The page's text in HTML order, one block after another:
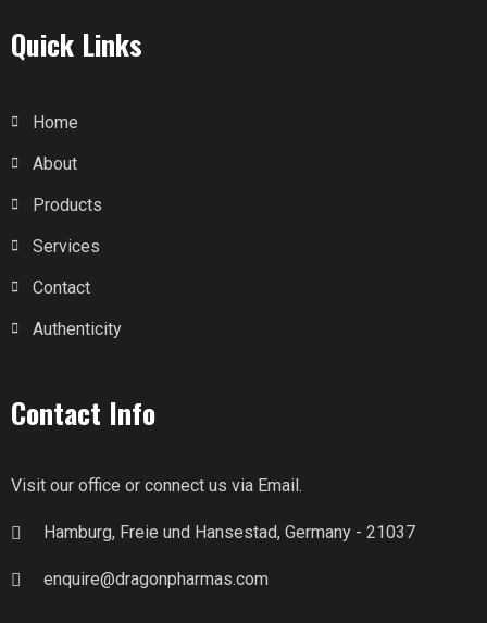
Quick Links
Home
About
Products
Services
Contact
Authenticity
Contact Info
Visit our office or connect us via Email.
Hamburg, Freie und Hansestad, Germany - 21037
enquire@dragonpharmas.com